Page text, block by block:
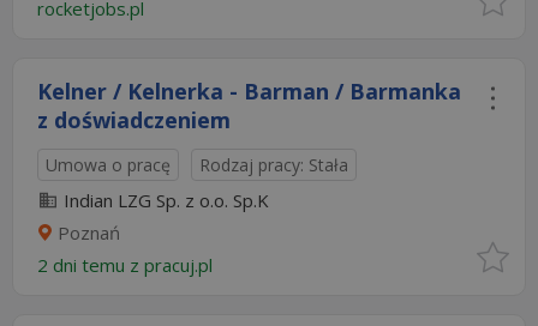
rocketjobs.pl
Kelner / Kelnerka - Barman / Barmanka
z doświadczeniem
Umowa o pracę Rodzaj pracy: Stała
Indian LZG Sp. z o.o. Sp.K
Poznań
2 dni temu z pracuj.pl